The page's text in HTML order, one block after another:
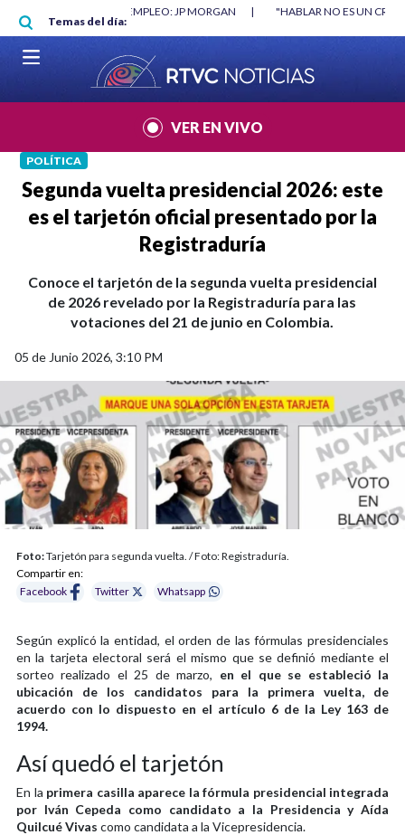
Pasar al contenido principal
Temas del día:
"HABLAR NO ES UN CRIMEN": CARTA DE BETO CORAL |
VER EN VIVO
POLÍTICA
Segunda vuelta presidencial 2026: este
es el tarjetón oficial presentado por la
Registraduría
Conoce el tarjetón de la segunda vuelta presidencial
de 2026 revelado por la Registraduría para las
votaciones del 21 de junio en Colombia.
05 de Junio 2026, 3:10 PM
Foto:Tarjetón para segunda vuelta. / Foto: Registraduría.
Compartir en:
Facebook
Twitter Whatsapp
Según explicó la entidad, el orden de las fórmulas presidenciales
en la tarjeta electoral será el mismo que se definió mediante el
sorteo realizado el 25 de marzo, en el que se estableció la
ubicación de los candidatos para la primera vuelta, de
acuerdo con lo dispuesto en el artículo 6 de la Ley 163 de
1994.
Así quedó el tarjetón
En la primera casilla aparece la fórmula presidencial integrada
por Iván Cepeda como candidato a la Presidencia y Aída
Quilcué Vivas como candidata a la Vicepresidencia.